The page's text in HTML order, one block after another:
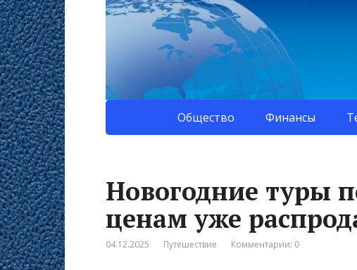
Общество Финансы
Новогодние туры
ценам уже
04.12.2025 Путешествие Комментарии: 0